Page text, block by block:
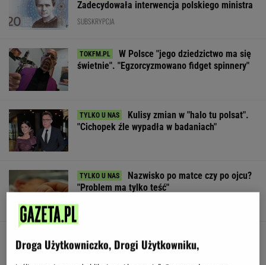
Zadecydowała interwencja polskiego ministra
SUBSKRYPCJA
W Polsce "jego dziedzictwo ma się
świetnie". "Egzorcyzmowano fidget spinnery"
Kulisy zmian w "halo tu polsat".
"Cichopek źle wypadła w badaniach"
Nazwisko po matce czy po ojcu?
"Problem ma tylko teść"
perturbacje. Polacy zapamiętają ten wyjazd na
Droga Użytkowniczko, Drogi Użytkowniku,